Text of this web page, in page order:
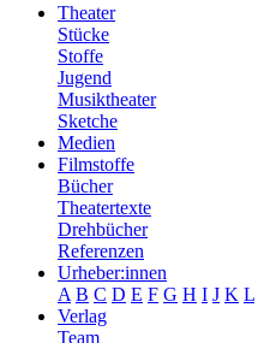
Theater
Stücke
Stoffe
Jugend
Musiktheater
Sketche
Medien
Filmstoffe
Bücher
Theatertexte
Drehbücher
Referenzen
Urheber:innen
A B C D E F G H I J K L
Verlag
Team